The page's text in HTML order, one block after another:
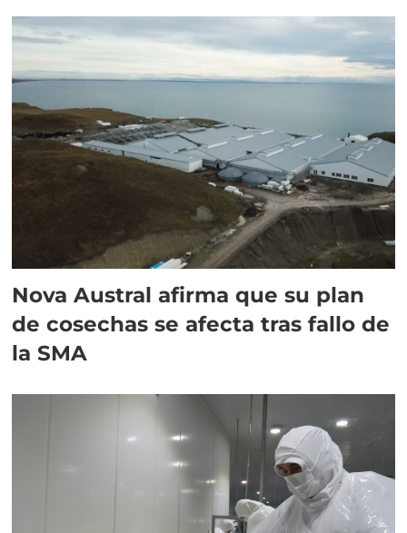
Nova Austral afirma que su plan
de cosechas se afecta tras fallo de
la SMA